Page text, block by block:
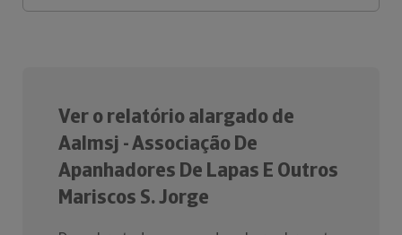
Ver o relatório alargado de
Aalmsj - Associação De
Apanhadores De Lapas E Outros
Mariscos S. Jorge